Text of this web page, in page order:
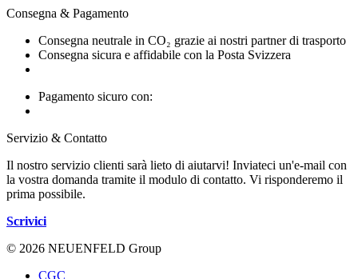
Consegna & Pagamento
Consegna neutrale in CO₂ grazie ai nostri partner di trasporto
Consegna sicura e affidabile con la Posta Svizzera
Pagamento sicuro con:
Servizio & Contatto
Il nostro servizio clienti sarà lieto di aiutarvi! Inviateci un'e-mail con
la vostra domanda tramite il modulo di contatto. Vi risponderemo il
prima possibile.
Scrivici
© 2026 NEUENFELD Group
CGC